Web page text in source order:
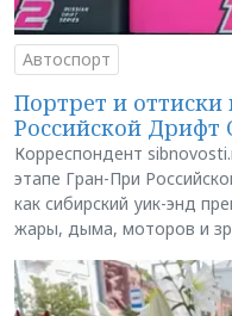
Автоспорт
Портрет и
Российской Дрифт
Корреспондент
этапе Гран-При
как сибирский уик-энд
жары, дыма, моторов и